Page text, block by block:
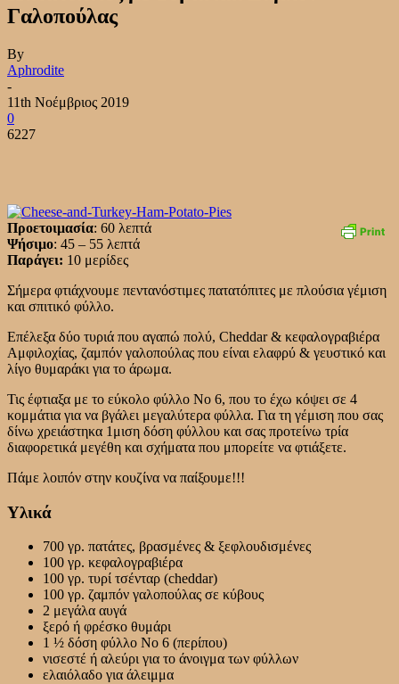
Γαλοπούλας
By
Aphrodite
-
11th Νοέμβριος 2019
0
6227
Προετοιμασία: 60 λεπτά
Ψήσιμο: 45 – 55 λεπτά
Παράγει: 10 μερίδες
Σήμερα φτιάχνουμε πεντανόστιμες πατατόπιτες με πλούσια γέμιση
και σπιτικό φύλλο.
Επέλεξα δύο τυριά που αγαπώ πολύ, Cheddar & κεφαλογραβιέρα
Αμφιλοχίας, ζαμπόν γαλοπούλας που είναι ελαφρύ & γευστικό και
λίγο θυμαράκι για το άρωμα.
Τις έφτιαξα με το εύκολο φύλλο Νο 6, που το έχω κόψει σε 4
κομμάτια για να βγάλει μεγαλύτερα φύλλα. Για τη γέμιση που σας
δίνω χρειάστηκα 1μιση δόση φύλλου και σας προτείνω τρία
διαφορετικά μεγέθη και σχήματα που μπορείτε να φτιάξετε.
Πάμε λοιπόν στην κουζίνα να παίξουμε!!!
Υλικά
700 γρ. πατάτες, βρασμένες & ξεφλουδισμένες
100 γρ. κεφαλογραβιέρα
100 γρ. τυρί τσένταρ (cheddar)
100 γρ. ζαμπόν γαλοπούλας σε κύβους
2 μεγάλα αυγά
ξερό ή φρέσκο θυμάρι
1 ½ δόση φύλλο Νο 6 (περίπου)
νισεστέ ή αλεύρι για το άνοιγμα των φύλλων
ελαιόλαδο για άλειμμα